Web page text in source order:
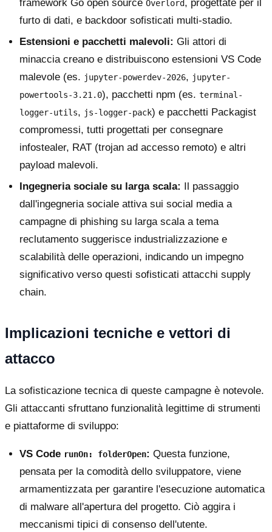
framework Go open source Overlord, progettate per il
furto di dati, e backdoor sofisticati multi-stadio.
Estensioni e pacchetti malevoli: Gli attori di
minaccia creano e distribuiscono estensioni VS Code
malevole (es. jupyter-powerdev-2026, jupyter-
powertools-3.21.0), pacchetti npm (es. terminal-
logger-utils, js-logger-pack) e pacchetti Packagist
compromessi, tutti progettati per consegnare
infostealer, RAT (trojan ad accesso remoto) e altri
payload malevoli.
Ingegneria sociale su larga scala: Il passaggio
dall'ingegneria sociale attiva sui social media a
campagne di phishing su larga scala a tema
reclutamento suggerisce industrializzazione e
scalabilità delle operazioni, indicando un impegno
significativo verso questi sofisticati attacchi supply
chain.
Implicazioni tecniche e vettori di
attacco
La sofisticazione tecnica di queste campagne è notevole.
Gli attaccanti sfruttano funzionalità legittime di strumenti
e piattaforme di sviluppo:
VS Code runOn: folderOpen: Questa funzione,
pensata per la comodità dello sviluppatore, viene
armamentizzata per garantire l'esecuzione automatica
di malware all'apertura del progetto. Ciò aggira i
meccanismi tipici di consenso dell'utente.